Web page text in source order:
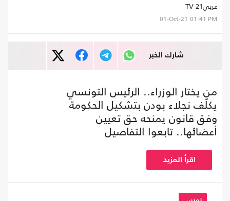
عربي21 TV
01-Oct-21 01:41 PM
شارك الخبر
من يختار الوزراء.. الرئيس التونسي
يكلّف نجلاء بودن بتشكيل الحكومة
وفق قانون يمنحه حق تعيين
أعضائها.. تابعوا التفاصيل
اقرأ المزيد